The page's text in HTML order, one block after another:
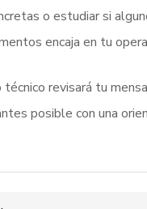
o estudiar si
encaja en tu
revisará tu
posible con una